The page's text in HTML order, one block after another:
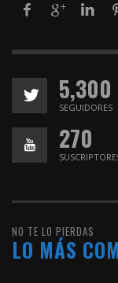
5,300
SEGUIDORES
270
NO TE LO PIERDAS
LO MÁS